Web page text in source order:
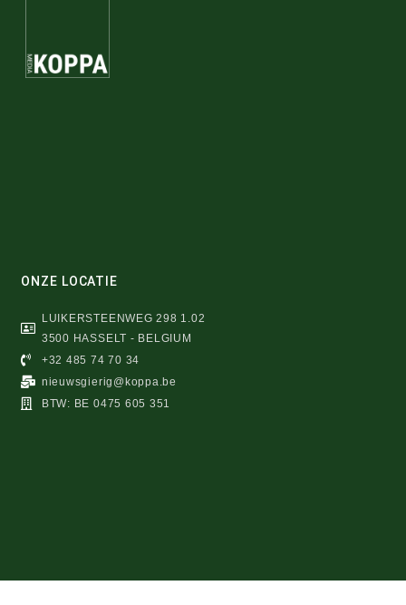
ONZE LOCATIE
LUIKERSTEENWEG 298 1.02
3500 HASSELT - BELGIUM
+32 485 74 70 34
nieuwsgierig@koppa.be
BTW: BE 0475 605 351